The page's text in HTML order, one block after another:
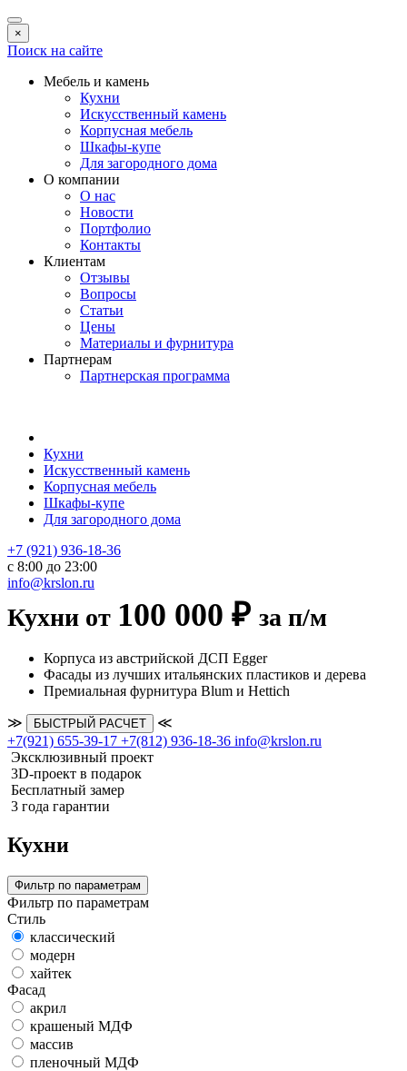
×
Поиск на сайте
Мебель и камень
Кухни
Искусственный камень
Корпусная мебель
Шкафы-купе
Для загородного дома
О компании
О нас
Новости
Портфолио
Контакты
Клиентам
Отзывы
Вопросы
Статьи
Цены
Материалы и фурнитура
Партнерам
Партнерская программа
Кухни
Искусственный камень
Корпусная мебель
Шкафы-купе
Для загородного дома
+7 (921) 936-18-36
с 8:00 до 23:00
info@krslon.ru
Кухни от 100 000 ₽ за п/м
Корпуса из австрийской ДСП Egger
Фасады из лучших итальянских пластиков и дерева
Премиальная фурнитура Blum и Hettich
≫ БЫСТРЫЙ РАСЧЕТ
≪
+7(921) 655-39-17 +7(812) 936-18-36 info@krslon.ru
Эксклюзивный проект
3D-проект в подарок
Бесплатный замер
3 года гарантии
Кухни
Фильтр по параметрам
Фильтр по параметрам
Стиль
классический
модерн
хайтек
Фасад
акрил
крашеный МДФ
массив
пленочный МДФ